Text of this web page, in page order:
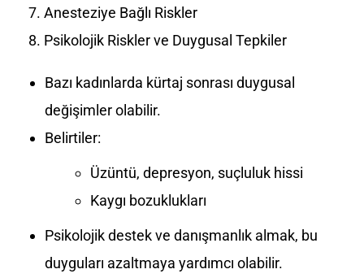
Anesteziye Bağlı Riskler
Psikolojik Riskler ve Duygusal Tepkiler
Bazı kadınlarda kürtaj sonrası duygusal
değişimler olabilir.
Belirtiler:
Üzüntü, depresyon, suçluluk hissi
Kaygı bozuklukları
Psikolojik destek ve danışmanlık almak, bu
duyguları azaltmaya yardımcı olabilir.